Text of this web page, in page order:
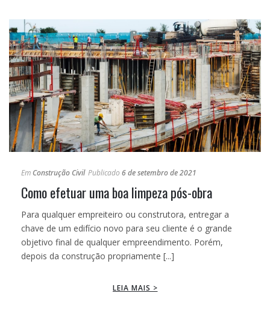
Em Construção Civil Publicado 6 de setembro de 2021
Como efetuar uma boa limpeza pós-obra
Para qualquer empreiteiro ou construtora, entregar a
chave de um edifício novo para seu cliente é o grande
objetivo final de qualquer empreendimento. Porém,
depois da construção propriamente [...]
LEIA MAIS >